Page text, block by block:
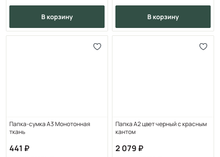
в корзину в корзину
Папка-сумка А3 Монотонная
ткань
441
Папка А2 цвет черный с красным
кантом
2 079